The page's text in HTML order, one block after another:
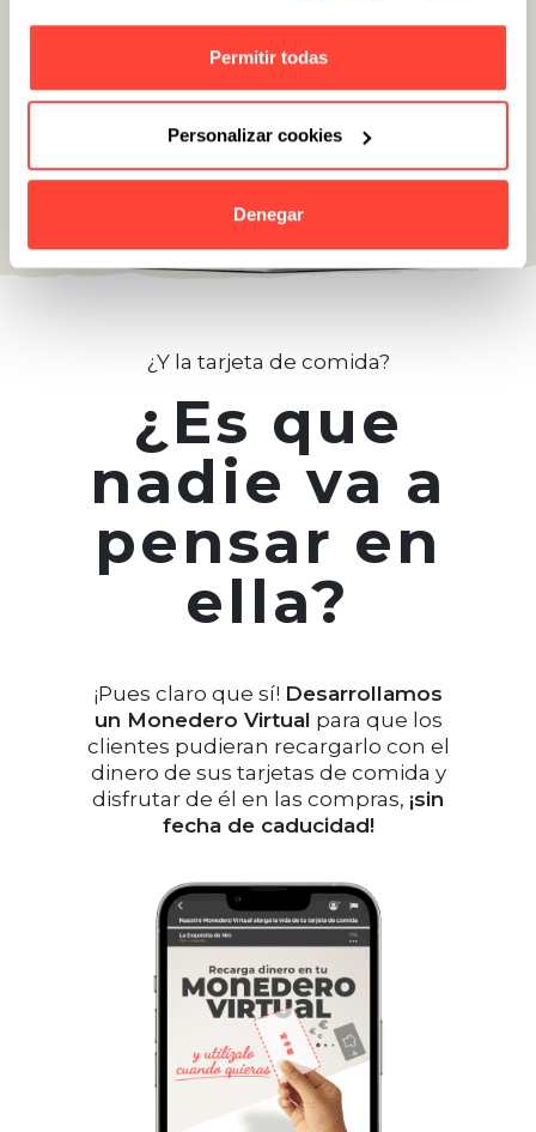
Permitir todas
Personalizar cookies
Denegar
¿Y la tarjeta de comida?
¿Es que
nadie va a
pensar en
ella?
¡Pues claro que sí! Desarrollamos
un Monedero Virtual para que los
clientes pudieran recargarlo con el
dinero de sus tarjetas de comida y
disfrutar de él en las compras, ¡sin
fecha de caducidad!